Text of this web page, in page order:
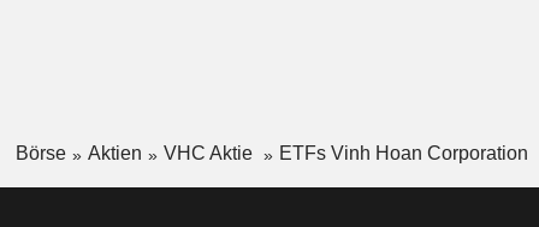
Börse Aktien VHC Aktie ETFs Vinh Hoan Corporation